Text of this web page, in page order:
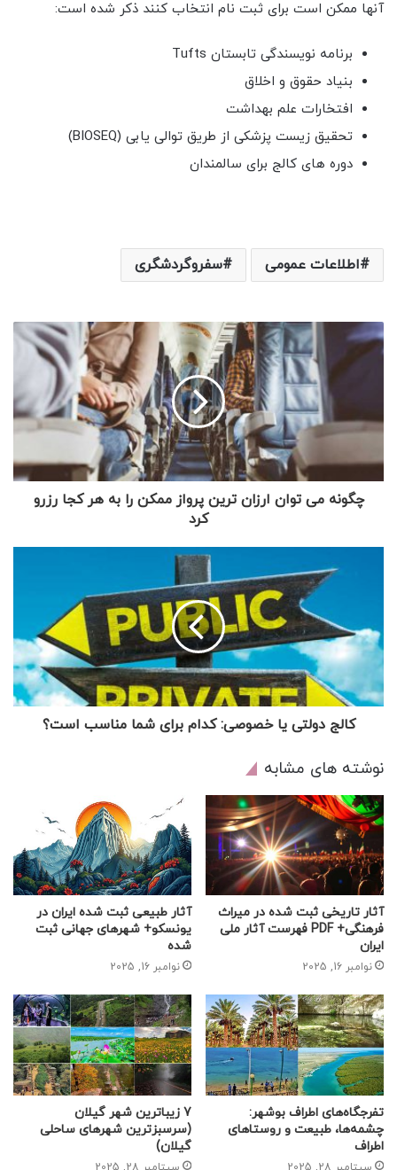
آنها ممکن است برای ثبت نام انتخاب کنند ذکر شده است:
برنامه نویسندگی تابستان Tufts
بنیاد حقوق و اخلاق
افتخارات علم بهداشت
تحقیق زیست پزشکی از طریق توالی یابی (BIOSEQ)
دوره های کالج برای سالمندان
اطلاعات عمومی سفروگردشگری
چگونه می توان ارزان ترین پرواز ممکن را به هر کجا رزرو
کرد
کالج دولتی یا خصوصی: کدام برای شما مناسب است؟
نوشته های مشابه
آثار تاریخی ثبت شده در میراث
فرهنگی+ PDF فهرست آثار ملی
ایران
نوامبر 16, 2025
آثار طبیعی ثبت شده ایران در
یونسکو+ شهرهای جهانی ثبت
شده
نوامبر 16, 2025
تفرجگاه‌های اطراف بوشهر:
چشمه‌ها، طبیعت و روستاهای
اطراف
سپتامبر 28, 2025
7 زیباترین شهر گیلان
(سرسبزترین شهرهای ساحلی
گیلان)
سپتامبر 28, 2025